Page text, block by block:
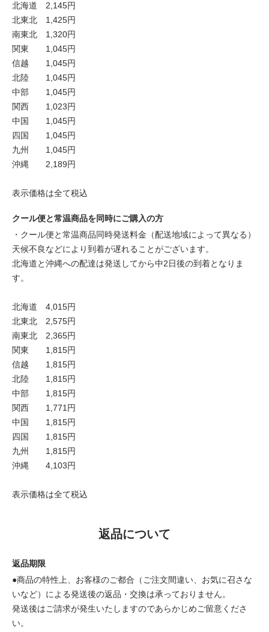
北海道 2,145円
北東北 1,425円
南東北 1,320円
関東 1,045円
信越 1,045円
北陸 1,045円
中部 1,045円
関西 1,023円
中国 1,045円
四国 1,045円
九州 1,045円
沖縄 2,189円
表示価格は全て税込
クール便と常温商品を同時にご購入の方
・クール便と常温商品同時発送料金（配送地域によって異なる）
天候不良などにより到着が遅れることがございます。
北海道と沖縄への配達は発送してから中2日後の到着となりま
す。
北海道 4,015円
北東北 2,575円
南東北 2,365円
関東 1,815円
信越 1,815円
北陸 1,815円
中部 1,815円
関西 1,771円
中国 1,815円
四国 1,815円
九州 1,815円
沖縄 4,103円
表示価格は全て税込
返品について
返品期限
●商品の特性上、お客様のご都合（ご注文間違い、お気に召さな
いなど）による発送後の返品・交換は承っておりません。
発送後はご請求が発生いたしますのであらかじめご留意くださ
い。